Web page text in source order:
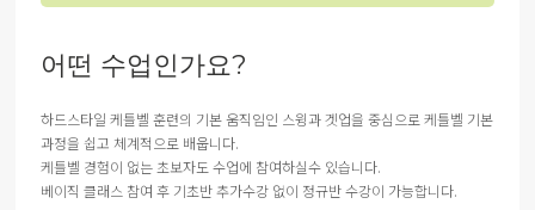
어떤 수업인가요?
하드스타일 케틀벨 훈련의 기본 움직임인 스윙과 겟업을 중심으로 케틀벨 기본
과정을 쉽고 체계적으로 배웁니다.
케틀벨 경험이 없는 초보자도 수업에 참여하실수 있습니다.
베이직 클래스 참여 후 기초반 추가수강 없이 정규반 수강이 가능합니다.